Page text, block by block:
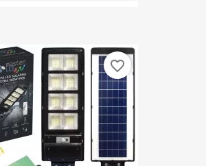
favorite_border